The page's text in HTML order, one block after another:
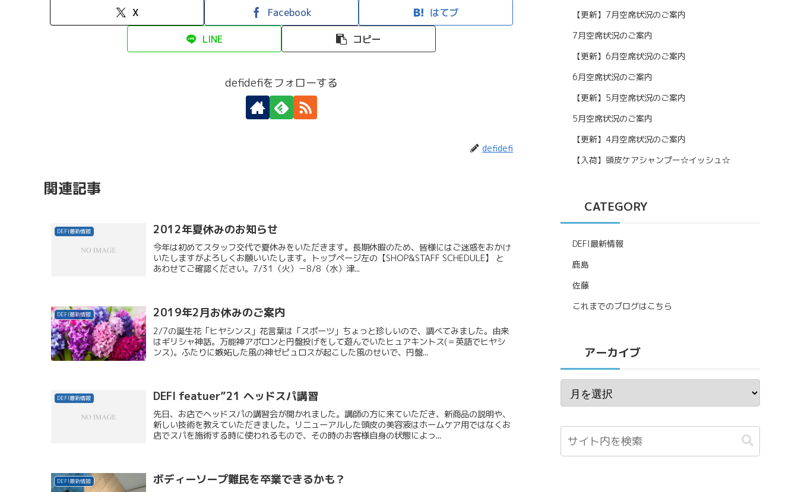
X Facebook はてブ
LINE コピー
defidefiをフォローする
defidefi
関連記事
DEFI最新情報 2012年夏休みのお知らせ
今年は初めてスタッフ交代で夏休みをいただきます。長期休暇のため、皆様にはご迷惑をおかけ
いたしますがよろしくお願いいたします。トップページ左の【SHOP&STAFF SCHEDULE】 と
あわせてご確認ください。7/31（火）－8/8（水）津...
DEFI最新情報 2019年2月お休みのご案内
2/7の誕生花「ヒヤシンス」花言葉は「スポーツ」ちょっと珍しいので、調べてみました。由来
はギリシャ神話。万能神アポロンと円盤投げをして遊んでいたヒュアキントス(＝英語でヒヤシ
ンス)。ふたりに嫉妬した風の神ゼピュロスが起こした風のせいで、円盤...
DEFI最新情報 DEFI featuer”21 ヘッドスパ講習
先日、お店でヘッドスパの講習会が開かれました。講師の方に来ていただき、新商品の説明や、
新しい技術を教えていただきました。リニューアルした頭皮の美容液はホームケア用ではなくお
店でスパを施術する時に使われるもので、その時のお客様自身の状態によっ...
DEFI最新情報 ボディーソープ難民を卒業できるかも？
【更新】7月空席状況のご案内
7月空席状況のご案内
【更新】6月空席状況のご案内
6月空席状況のご案内
【更新】5月空席状況のご案内
5月空席状況のご案内
【更新】4月空席状況のご案内
【入荷】頭皮ケアシャンプー☆イッシュ☆
CATEGORY
DEFI最新情報
鹿島
佐藤
これまでのブログはこちら
アーカイブ